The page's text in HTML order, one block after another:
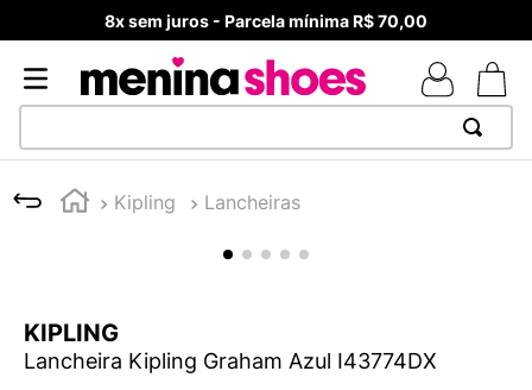
8x sem juros - Parcela mínima R$ 70,00
Kipling Lancheiras
KIPLING
Lancheira Kipling Graham Azul I43774DX
1
TÊNIS NEWS BALANCE 530
º
MELISSAS MINI BABY
5
ADIDAS